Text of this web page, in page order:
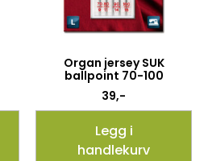
Organ jersey SUK
ballpoint 70-100
39,-
Legg i
handlekurv